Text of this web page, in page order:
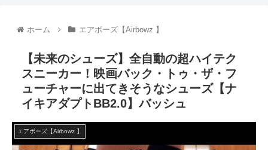
ホーム エアボーズ【Airbowz 】
【未来のシューズ】全自動の超ハイテク
スニーカー！映画バック・トゥ・ザ・フ
ューチャーに出てきそうなシューズ【ナ
イキアダプトBB2.0】バッシュ
エアボーズ【Airbowz 】